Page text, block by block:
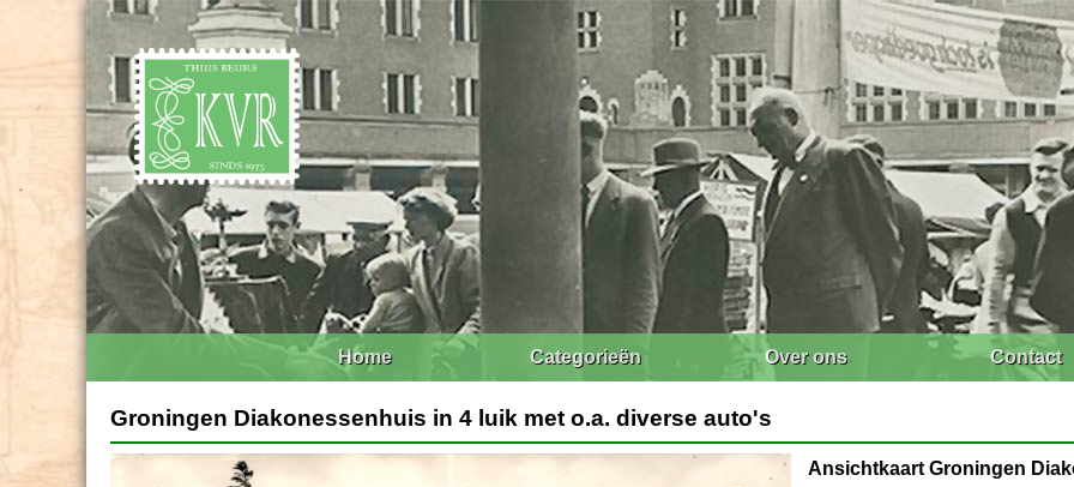
Home Categorieën Over ons Contact
Groningen Diakonessenhuis in 4 luik met o.a. diverse auto's
Ansichtkaart Groningen